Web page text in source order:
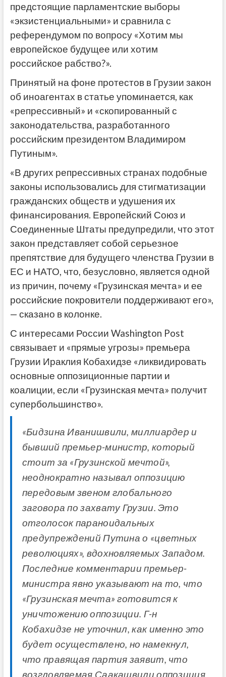
предстоящие парламентские выборы
«экзистенциальными» и сравнила с
референдумом по вопросу «Хотим мы
европейское будущее или хотим
российское рабство?».
Принятый на фоне протестов в Грузии закон
об иноагентах в статье упоминается, как
«репрессивный» и «скопированный с
законодательства, разработанного
российским президентом Владимиром
Путиным».
«В других репрессивных странах подобные
законы использовались для стигматизации
гражданских обществ и удушения их
финансирования. Европейский Союз и
Соединенные Штаты предупредили, что этот
закон представляет собой серьезное
препятствие для будущего членства Грузии в
ЕС и НАТО, что, безусловно, является одной
из причин, почему «Грузинская мечта» и ее
российские покровители поддерживают его»,
— сказано в колонке.
С интересами России Washington Post
связывает и «прямые угрозы» премьера
Грузии Ираклия Кобахидзе «ликвидировать
основные оппозиционные партии и
коалиции, если «Грузинская мечта» получит
супербольшинство».
«Бидзина Иванишвили, миллиардер и
бывший премьер-министр, который
стоит за «Грузинской мечтой»,
неоднократно называл оппозицию
передовым звеном глобального
заговора по захвату Грузии. Это
отголосок параноидальных
предупреждений Путина о «цветных
революциях», вдохновляемых Западом.
Последние комментарии премьер-
министра явно указывают на то, что
«Грузинская мечта» готовится к
уничтожению оппозиции. Г-н
Кобахидзе не уточнил, как именно это
будет осуществлено, но намекнул,
что правящая партия заявит, что
возгловляемая Саакашвили оппозиция